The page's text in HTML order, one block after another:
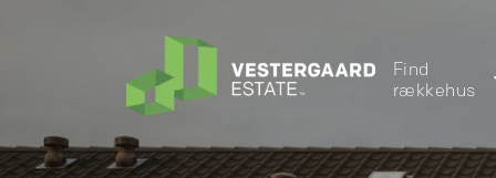
Find
rækkehus